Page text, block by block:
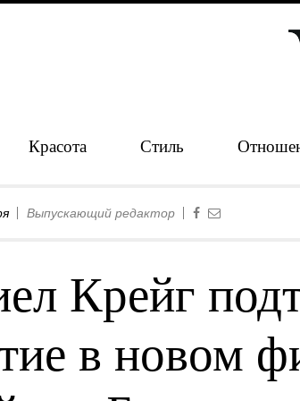
Красота Стиль
Выпускающий редактор
Крейг
в новом